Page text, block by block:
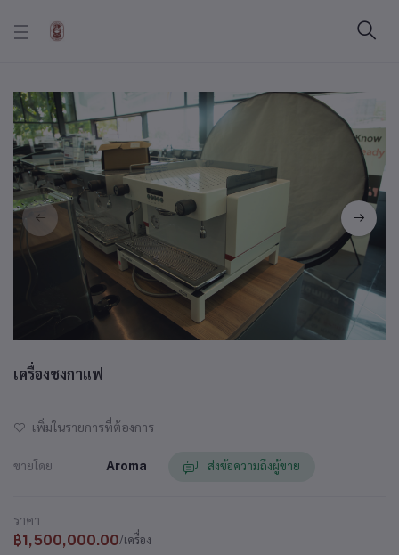
เครื่องชงกาแฟ
เพิ่มในรายการที่ต้องการ
ขายโดย Aroma ส่งข้อความถึงผู้ขาย
ราคา
฿1,500,000.00/เครื่อง